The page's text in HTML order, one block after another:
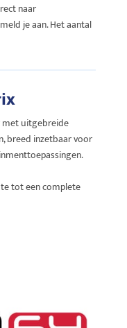
naar
je aan. Het aantal
met uitgebreide
breed inzetbaar voor
tot een complete